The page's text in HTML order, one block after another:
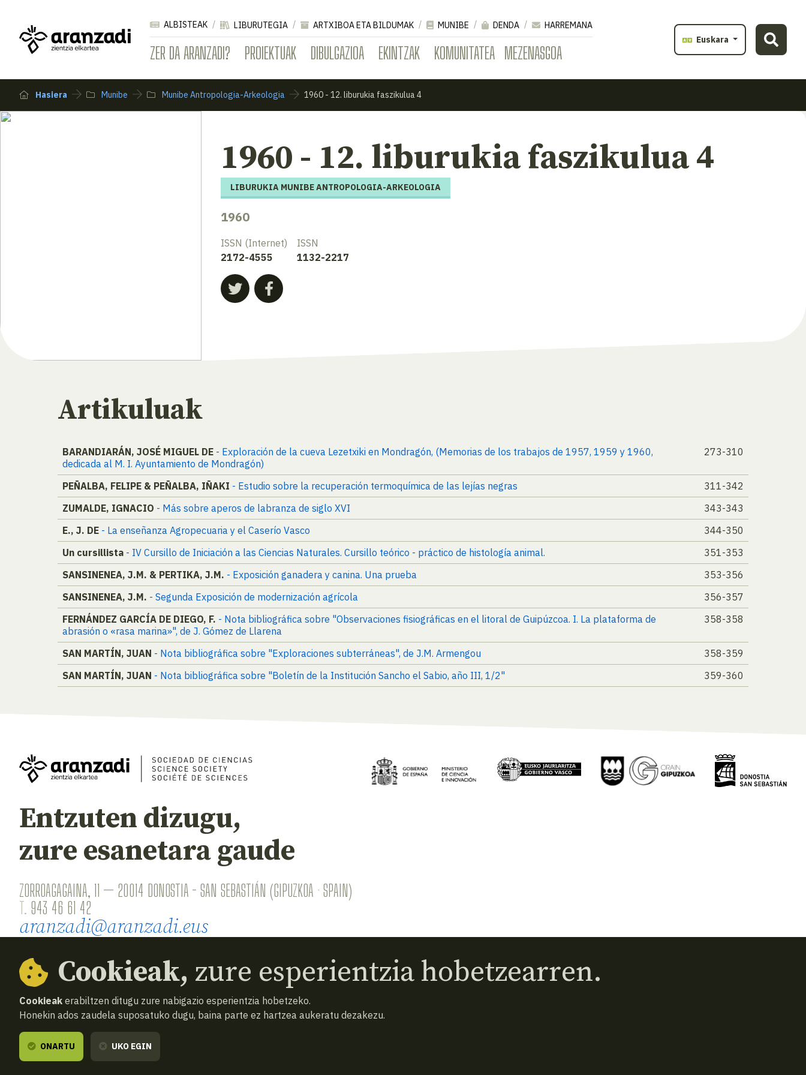
ZER DA ARANZADI? PROIEKTUAK DIBULGAZIOA EKINTZAK KOMUNITATEA MEZENASGOA
ALBISTEAK LIBURUTEGIA ARTXIBOA ETA BILDUMAK MUNIBE DENDA
HARREMANA
Euskara
Hasiera Munibe Munibe Antropologia-Arkeologia 1960 - 12. liburukia faszikulua 4
1960 - 12. liburukia faszikulua 4
LIBURUKIA MUNIBE ANTROPOLOGIA-ARKEOLOGIA
1960
ISSN (Internet)
2172-4555
ISSN
1132-2217
Artikuluak
BARANDIARÁN, JOSÉ MIGUEL DE - Exploración de la cueva Lezetxiki en Mondragón, (Memorias de los trabajos de 1957, 1959 y 1960,
dedicada al M. I. Ayuntamiento de Mondragón)
273-310
PEÑALBA, FELIPE & PEÑALBA, IÑAKI - Estudio sobre la recuperación termoquímica de las lejías negras
311-342
ZUMALDE, IGNACIO - Más sobre aperos de labranza de siglo XVI
343-343
E., J. DE - La enseñanza Agropecuaria y el Caserío Vasco
344-350
Un cursillista - IV Cursillo de Iniciación a las Ciencias Naturales. Cursillo teórico - práctico de histología animal.
351-353
SANSINENEA, J.M. & PERTIKA, J.M. - Exposición ganadera y canina. Una prueba
353-356
SANSINENEA, J.M. - Segunda Exposición de modernización agrícola
356-357
FERNÁNDEZ GARCÍA DE DIEGO, F. - Nota bibliográfica sobre "Observaciones fisiográficas en el litoral de Guipúzcoa. I. La plataforma de
abrasión o «rasa marina»", de J. Gómez de Llarena
358-358
SAN MARTÍN, JUAN - Nota bibliográfica sobre "Exploraciones subterráneas", de J.M. Armengou
358-359
SAN MARTÍN, JUAN - Nota bibliográfica sobre "Boletín de la Institución Sancho el Sabio, año III, 1/2" 359-360
Entzuten dizugu,
zure esanetara gaude
ZORROAGAGAINA, 11 — 20014 DONOSTIA - SAN SEBASTIÁN (GIPUZKOA · SPAIN)
T. 943 46 61 42
aranzadi@aranzadi.eus
Aranzadi — Zientzia elkartea
Cookieak, zure esperientzia hobetzearren.
Cookieak erabiltzen ditugu zure nabigazio esperientzia hobetzeko.
Honekin ados zaudela suposatuko dugu, baina parte ez hartzea aukeratu dezakezu.
ONARTU UKO EGIN